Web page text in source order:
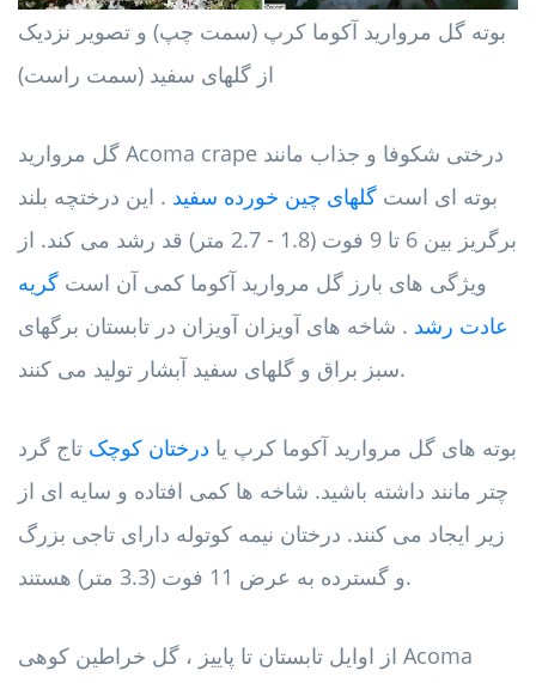
بوته گل مروارید آکوما کرپ (سمت چپ) و تصویر نزدیک
از گلهای سفید (سمت راست)
گل مروارید Acoma crape درختی شکوفا و جذاب مانند
بوته ای است گلهای چین خورده سفید . این درختچه بلند
برگریز بین 6 تا 9 فوت (1.8 - 2.7 متر) قد رشد می کند. از
ویژگی های بارز گل مروارید آکوما کمی آن است گریه
عادت رشد . شاخه های آویزان آویزان در تابستان برگهای
سبز براق و گلهای سفید آبشار تولید می کنند.
بوته های گل مروارید آکوما کرپ یا درختان کوچک تاج گرد
چتر مانند داشته باشید. شاخه ها کمی افتاده و سایه ای از
زیر ایجاد می کنند. درختان نیمه کوتوله دارای تاجی بزرگ
و گسترده به عرض 11 فوت (3.3 متر) هستند.
از اوایل تابستان تا پاییز ، گل خراطین کوهی Acoma